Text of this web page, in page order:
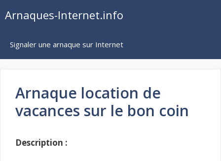
auArnaques-Internet.info
Signaler une arnaque sur Internet
Arnaque location de
vacances sur le bon coin
Description :